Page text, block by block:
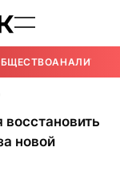
АНАЛИТИКА
восстановить
новой